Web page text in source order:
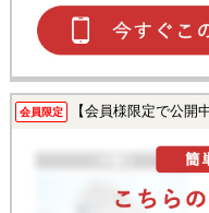
会員限定 【会員様限定で公開